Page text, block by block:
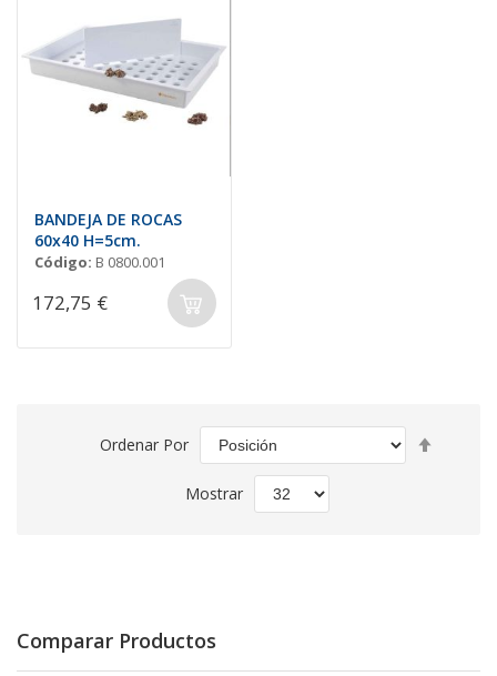
BANDEJA DE ROCAS
60x40 H=5cm.
Código: B 0800.001
172,75 €
Ordenar Por
Mostrar
Comparar Productos